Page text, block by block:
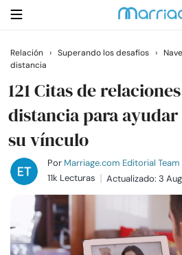
Buscar
Casarse
Relaciones
Familia
Ayuda
Relación › Superando los desafíos ›
distancia
121 Citas de
distancia para
su vínculo
Por Marriage.com Editorial Team
11k Lecturas
Actualizado: 3